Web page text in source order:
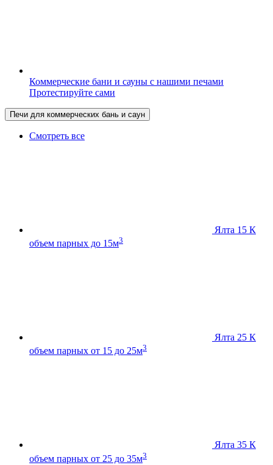
Коммерческие бани и сауны с нашими печами
Протестируйте сами
Печи для коммерческих бань и саун
Смотреть все
Ялта 15 К
объем парных до 15м3
Ялта 25 К
объем парных от 15 до 25м3
Ялта 35 К
объем парных от 25 до 35м3